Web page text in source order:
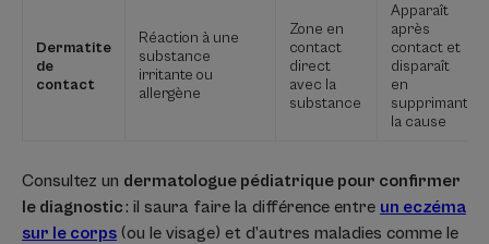
Dermatite
de
contact
Réaction à une
substance
irritante ou
allergène
Zone en
contact
direct
avec la
substance
Apparaît
après
contact et
disparaît
en
supprimant
la cause
Consultez un dermatologue pédiatrique pour confirmer
le diagnostic: il saura faire la différence entre un eczéma
sur le corps (ou le visage) et d’autres maladies comme le